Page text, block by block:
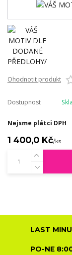
Ohodnotit produkt
Dostupnost
Nejsme plátci DPH
1 400,0 Kč/ks
LAST
PO-NE